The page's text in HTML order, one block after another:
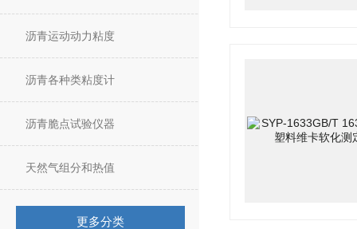
沥青运动动力粘度
沥青各种类粘度计
沥青脆点试验仪器
天然气组分和热值
更多分类